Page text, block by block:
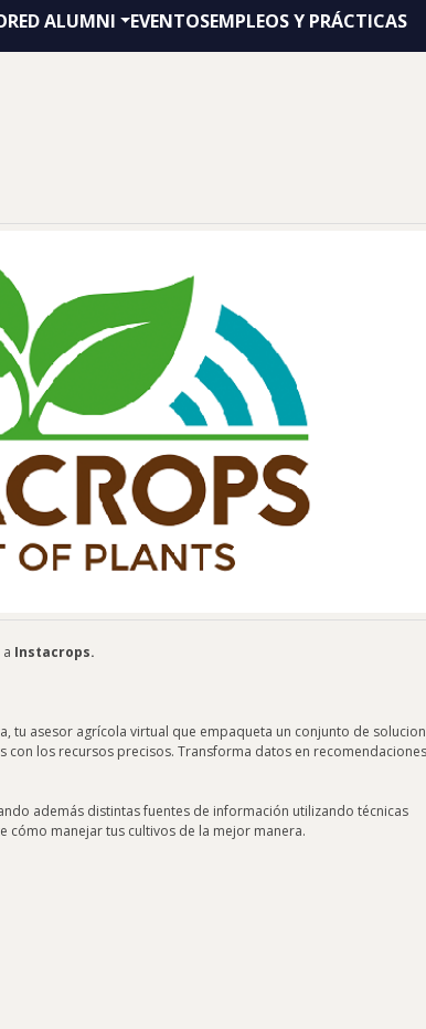
RED ALUMNI EVENTOSEMPLEOS Y PRÁCTICAS
Instacrops.
tu asesor agrícola virtual que empaqueta un conjunto de
los recursos precisos. Transforma datos en recomendaciones
además distintas fuentes de información utilizando técnicas
manejar tus cultivos de la mejor manera.